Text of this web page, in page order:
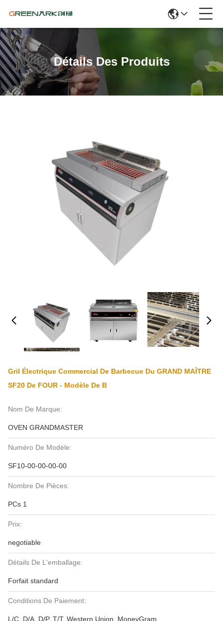
Détails Des Produits
Gril Électrique Commercial De Barbecue Du GRAND MAÎTRE
SF20 De FOUR - Modèle De B
Nom De Marque:
OVEN GRANDMASTER
Numéro De Modèle:
SF10-00-00-00-00
Nombre De Pièces:
PCs 1
Prix:
negotiable
Détails De L'emballage:
Forfait standard
Conditions De Paiement:
L/C, D/A, D/P, T/T, Western Union, MoneyGram